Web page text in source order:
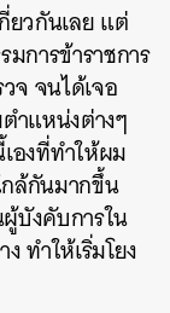
ยวกันเลย แต่
การข้าราชการ
จ จนได้เจอ
ำแหน่งต่างๆ
องที่ทำให้ผม
กล้กันมากขึ้น
บังคับการใน
ทำให้เริ่มโยง